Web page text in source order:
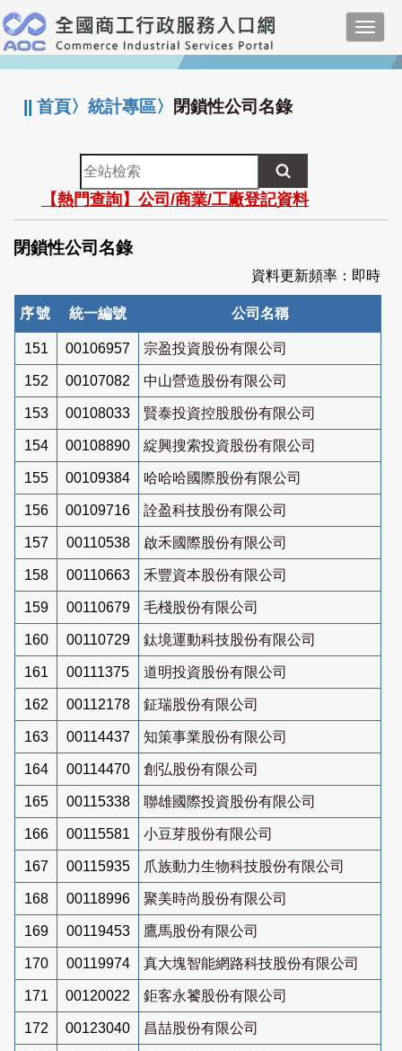
跳
到
主
要
:::
||首頁〉統計專區〉 閉鎖性公司名錄
全
站
檢
索
【熱門查詢】公司/商業/工廠登記資料
閉鎖性公司名錄
資料更新頻率：即時
序號 統一編號 公司名稱
151 00106957 宗盈投資股份有限公司
152 00107082 中山營造股份有限公司
153 00108033 賢泰投資控股股份有限公司
154 00108890 綻興搜索投資股份有限公司
155 00109384 哈哈哈國際股份有限公司
156 00109716 詮盈科技股份有限公司
157 00110538 啟禾國際股份有限公司
158 00110663 禾豐資本股份有限公司
159 00110679 毛棧股份有限公司
160 00110729 鈦境運動科技股份有限公司
161 00111375 道明投資股份有限公司
162 00112178 鉦瑞股份有限公司
163 00114437 知策事業股份有限公司
164 00114470 創弘股份有限公司
165 00115338 聯雄國際投資股份有限公司
166 00115581 小豆芽股份有限公司
167 00115935 爪族動力生物科技股份有限公司
168 00118996 聚美時尚股份有限公司
169 00119453 鷹馬股份有限公司
170 00119974 真大塊智能網路科技股份有限公司
171 00120022 鉅客永饕股份有限公司
172 00123040 昌喆股份有限公司